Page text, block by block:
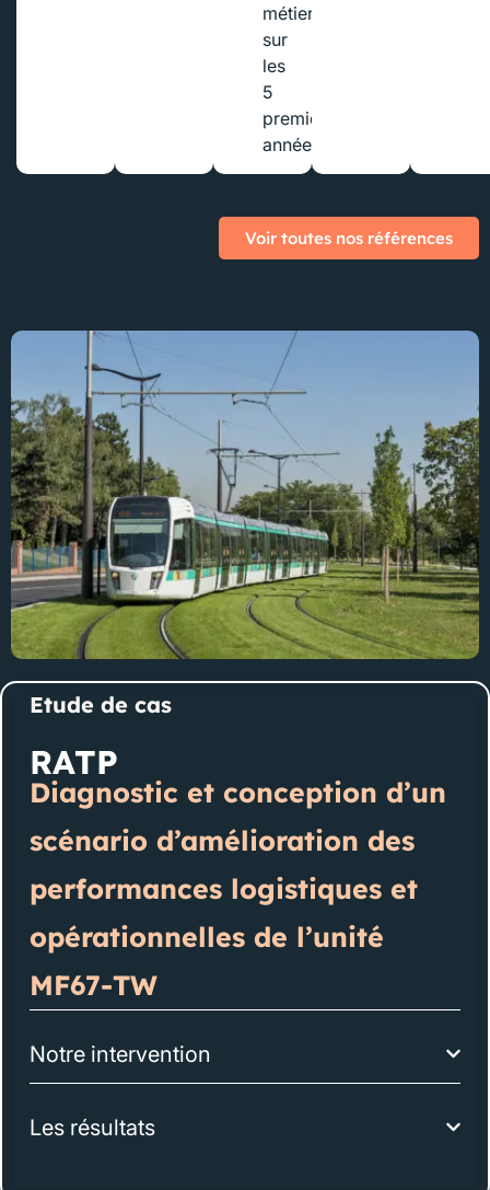
métiers
sur
les
5
premières
années
Voir toutes nos références
Etude de cas
RATP
Diagnostic et conception d’un
scénario d’amélioration des
performances logistiques et
opérationnelles de l’unité
MF67-TW
Notre intervention
Les résultats